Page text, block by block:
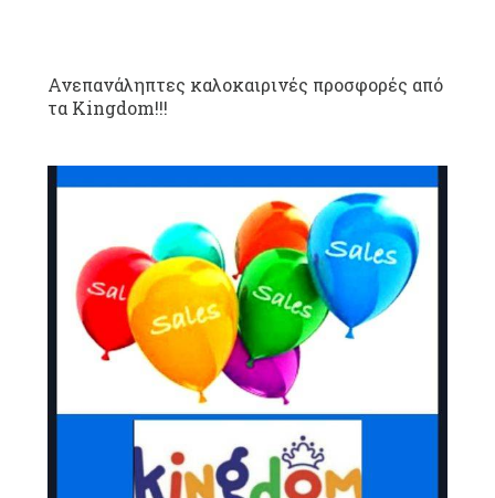
Ανεπανάληπτες καλοκαιρινές προσφορές από
τα Kingdom!!!